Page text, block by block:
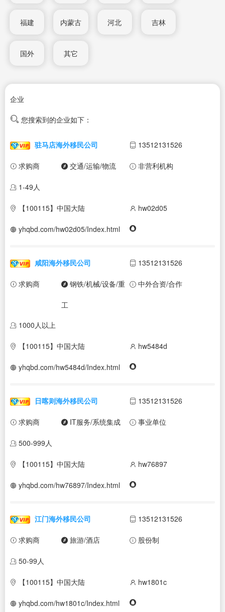
福建 内蒙古 河北 吉林
国外 其它
企业
您搜索到的企业如下：
驻马店海外移民公司 13512131526
求购商 交通/运输/物流 非营利机构
1-49人
【100115】中国大陆 hw02d05
yhqbd.com/hw02d05/Index.html
咸阳海外移民公司 13512131526
求购商 钢铁/机械/设备/重
工
中外合资/合作
1000人以上
【100115】中国大陆 hw5484d
yhqbd.com/hw5484d/Index.html
日喀则海外移民公司 13512131526
求购商 IT服务/系统集成 事业单位
500-999人
【100115】中国大陆 hw76897
yhqbd.com/hw76897/Index.html
江门海外移民公司 13512131526
求购商 旅游/酒店 股份制
50-99人
【100115】中国大陆 hw1801c
yhqbd.com/hw1801c/Index.html